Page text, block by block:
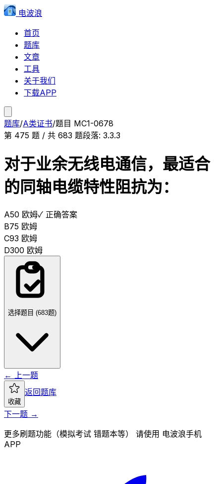
电波浪
首页
题库
文章
工具
关于我们
下载APP
题库/A类证书/题目 MC1-0678
第 475 题 / 共 683 题段落: 3.3.3
对于业余无线电通信，最适合
的同轴电缆特性阻抗为：
A50 欧姆✓ 正确答案
B75 欧姆
C93 欧姆
D300 欧姆
选择题目 (683题)
← 上一题
收藏
返回题库
下一题 →
更多刷题功能（模拟考试 错题本等） 请使用 电波浪手机
APP